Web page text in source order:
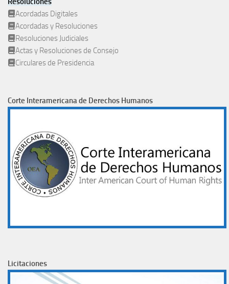
Acordadas Digitales
Acordadas y Resoluciones
Resoluciones Judiciales
Actas y Resoluciones de Consejo
Circulares de Presidencia
Corte Interamericana de Derechos Humanos
Licitaciones